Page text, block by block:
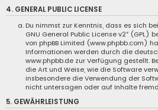
4. GENERAL PUBLIC LICENSE
Du nimmst zur Kenntnis, dass es sich
GNU General Public License v2“ (GPL)
von phpBB Limited (www.phpbb.com)
Informationen werden durch die
www.phpbb.de zur Verfügung gestellt.
die Art und Weise, wie die Software
insbesondere die Verwendung der
nicht untersagen oder auf Inhalte
5. GEWÄHRLEISTUNG